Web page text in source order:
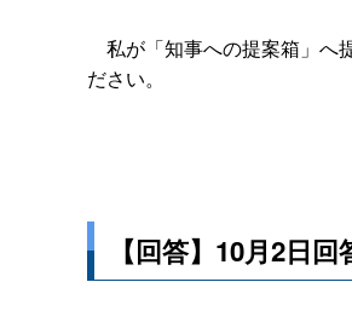
私が「知事への提案箱」へ
ださい。
【回答】10月2日回